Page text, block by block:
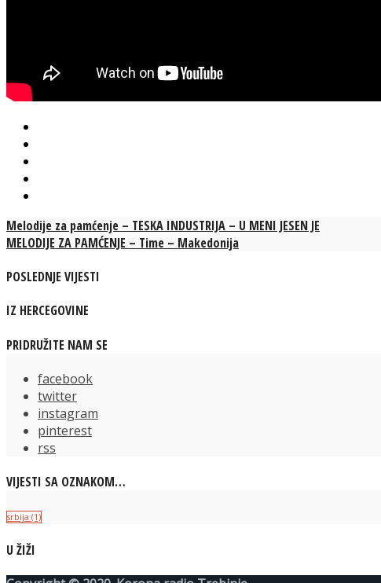
Melodije za pamćenje – TESKA INDUSTRIJA – U MENI JESEN JE
MELODIJE ZA PAMĆENJE – Time – Makedonija
POSLEDNJE VIJESTI
IZ HERCEGOVINE
PRIDRUŽITE NAM SE
facebook
twitter
instagram
pinterest
rss
VIJESTI SA OZNAKOM…
srbija (1)
U ŽIŽI